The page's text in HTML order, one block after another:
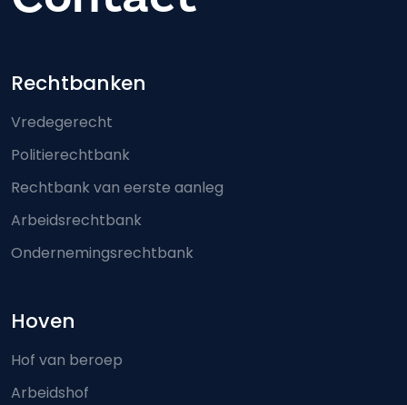
Footer-menu
Rechtbanken
Vredegerecht
Politierechtbank
Rechtbank van eerste aanleg
Arbeidsrechtbank
Ondernemingsrechtbank
Hoven
Hof van beroep
Arbeidshof